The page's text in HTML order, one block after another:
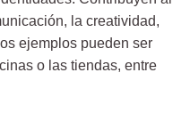
la creatividad,
ejemplos pueden ser
o las tiendas, entre